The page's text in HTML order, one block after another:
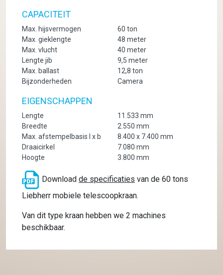
CAPACITEIT
Max. hijsvermogen
60 ton
Max. gieklengte
48 meter
Max. vlucht
40 meter
Lengte jib
9,5 meter
Max. ballast
12,8 ton
Bijzonderheden
Camera
EIGENSCHAPPEN
Lengte
11.533 mm
Breedte
2.550 mm
Max. afstempelbasis l x b
8.400 x 7.400 mm
Draaicirkel
7.080 mm
Hoogte
3.800 mm
Download de specificaties van de 60 tons
Liebherr mobiele telescoopkraan.
Van dit type kraan hebben we 2 machines
beschikbaar.